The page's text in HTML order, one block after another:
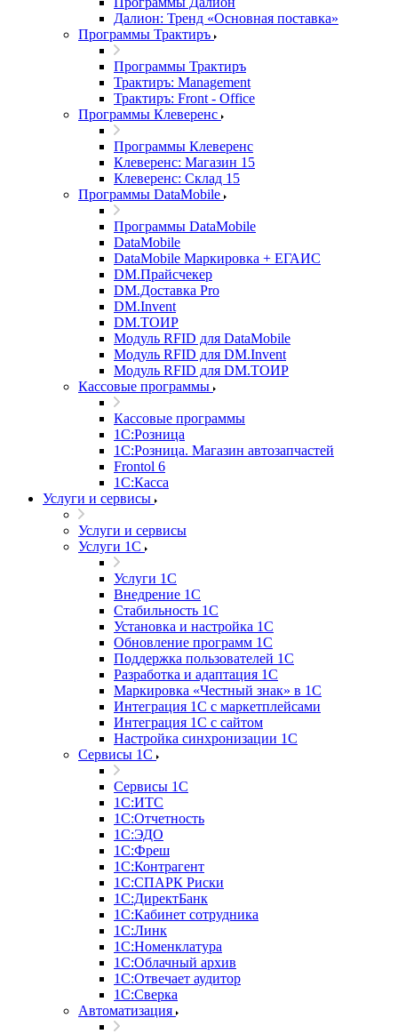
Далион: Тренд «Основная поставка»
Программы Трактиръ
Программы Трактиръ
Трактиръ: Management
Трактиръ: Front - Office
Программы Клеверенс
Программы Клеверенс
Клеверенс: Магазин 15
Клеверенс: Склад 15
Программы DataMobile
Программы DataMobile
DataMobile
DataMobile Маркировка + ЕГАИС
DM.Прайсчекер
DM.Доставка Pro
DM.Invent
DM.ТОИР
Модуль RFID для DataMobile
Модуль RFID для DM.Invent
Модуль RFID для DM.ТОИР
Кассовые программы
Кассовые программы
1С:Розница
1С:Розница. Магазин автозапчастей
Frontol 6
1С:Касса
Услуги и сервисы
Услуги и сервисы
Услуги 1С
Услуги 1С
Внедрение 1С
Стабильность 1С
Установка и настройка 1С
Обновление программ 1С
Поддержка пользователей 1С
Разработка и адаптация 1С
Маркировка «Честный знак» в 1С
Интеграция 1С с маркетплейсами
Интеграция 1С с сайтом
Настройка синхронизации 1С
Сервисы 1С
Сервисы 1С
1С:ИТС
1С:Отчетность
1С:ЭДО
1С:Фреш
1С:Контрагент
1С:CПАРК Риски
1С:ДиректБанк
1С:Кабинет сотрудника
1С:Линк
1С:Номенклатура
1С:Облачный архив
1С:Отвечает аудитор
1С:Сверка
Автоматизация